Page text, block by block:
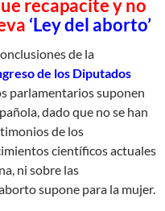
recapacite y no
‘Ley del aborto’
de la
de los Diputados
parlamentarios suponen
dado que no se han
de los
científicos actuales
ni sobre las
supone para la mujer.